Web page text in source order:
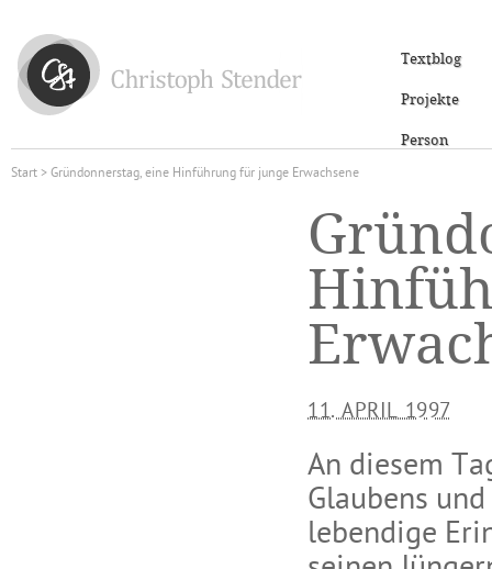
Textblog
Projekte
Person
Start> Gründonnerstag, eine Hinführung für junge Erwachsene
11. APRIL 1997
An diesem
Glaubens
lebendige